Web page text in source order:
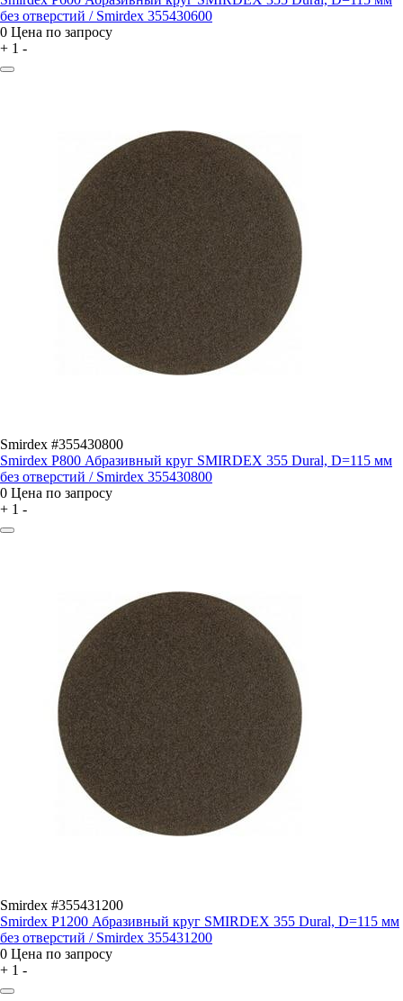
без отверстий / Smirdex 355430600
0 Цена по запросу
+ 1 -
Smirdex #355430800
Smirdex P800 Абразивный круг SMIRDEX 355 Dural, D=115 мм
без отверстий / Smirdex 355430800
0 Цена по запросу
+ 1 -
Smirdex #355431200
Smirdex P1200 Абразивный круг SMIRDEX 355 Dural, D=115 мм
без отверстий / Smirdex 355431200
0 Цена по запросу
+ 1 -